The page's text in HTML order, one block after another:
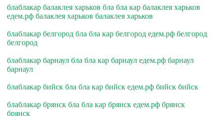
блаблакар балаклея харьков бла бла кар балаклея харьков
едем.рф балаклея харьков балаклея харьков
блаблакар белгород бла бла кар белгород едем.рф белгород
белгород
блаблакар барнаул бла бла кар барнаул едем.рф барнаул
барнаул
блаблакар бийск бла бла кар бийск едем.рф бийск бийск
блаблакар брянск бла бла кар брянск едем.рф брянск
брянск